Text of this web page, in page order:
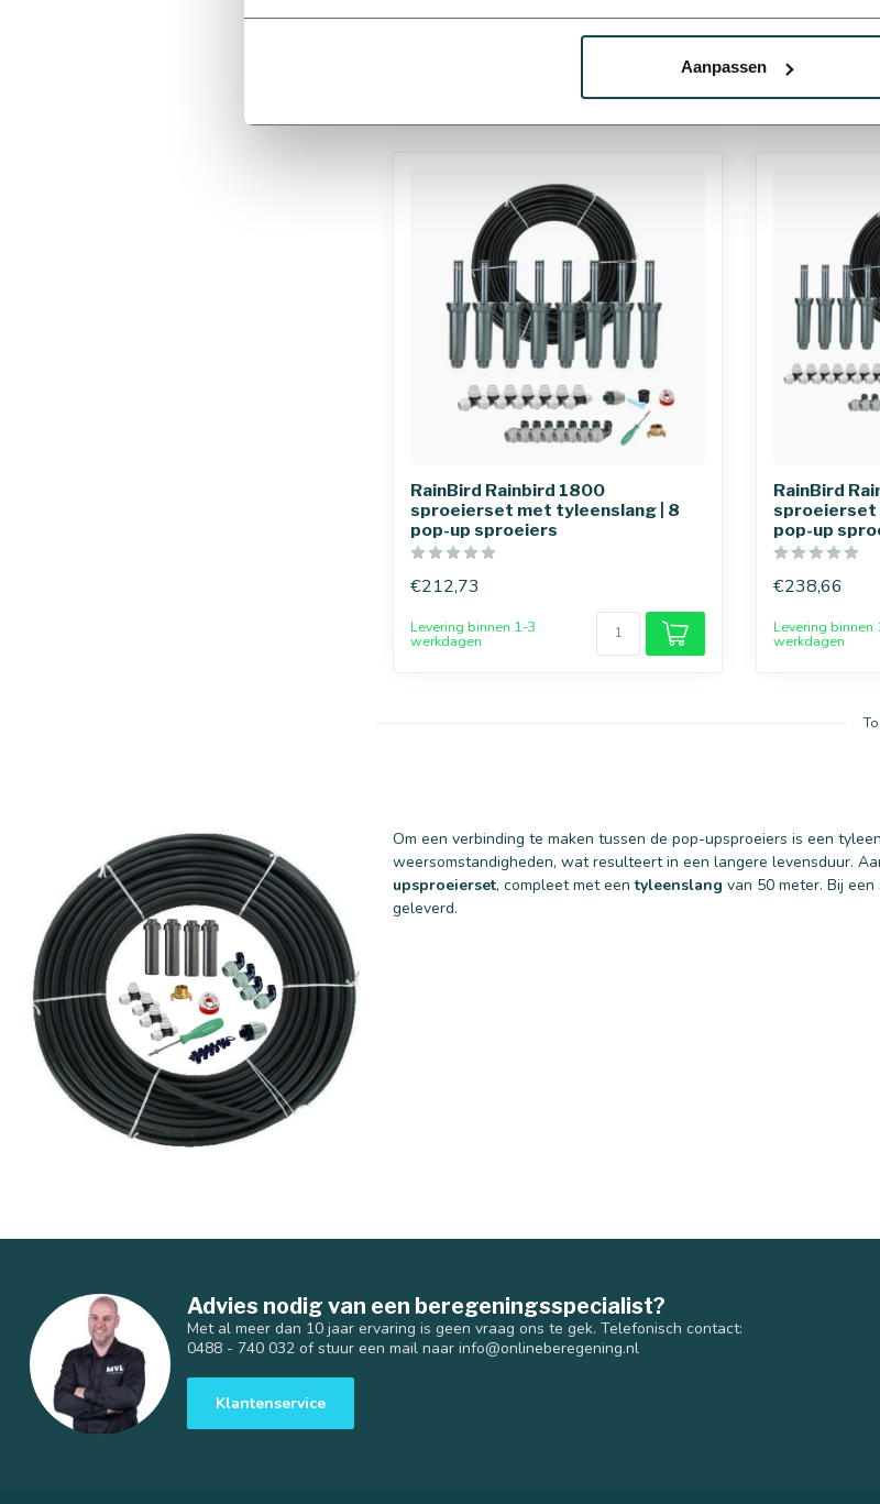
Aanpassen
€105,95
Levering binnen
RainBird Rainbird 1800
sproeierset met tyleenslang | 8
pop-up sproeiers
€212,73
Levering binnen 1-3
werkdagen
RainBird
sproeierset
pop-up
€238,66
Levering binnen
werkdagen
Om een verbinding te maken tussen de pop-upsproeiers is een
weersomstandigheden, wat resulteert in een langere levensduur.
upsproeierset, compleet met eentyleenslang van 50 meter. Bij
geleverd.
Advies nodig van een beregeningsspecialist?
Met al meer dan 10 jaar ervaring is geen vraag ons te gek. Telefonisch contact:
0488 - 740 032 of stuur een mail naar info@onlineberegening.nl
Klantenservice